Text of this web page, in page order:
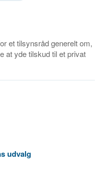
et tilsynsråd generelt om,
at yde tilskud til et privat
udvalg